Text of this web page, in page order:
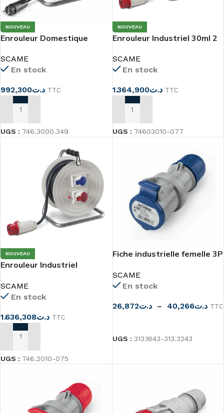
NOUVEAU
Enrouleur Domestique
SCAME
En stock
د.ت992,300 TTC
AJOUTER AU PANIER
UGS : 746.3000.349
NOUVEAU
Enrouleur Industriel 30ml 2
SCAME
En stock
د.ت1.364,900 TTC
AJOUTER AU PANIER
UGS : 74603010-077
NOUVEAU
Enrouleur Industriel
SCAME
En stock
د.ت1.636,308 TTC
AJOUTER AU PANIER
UGS : 746.2010-075
Fiche industrielle femelle 3P
SCAME
En stock
د.ت26,872 – د.ت40,266
TTC
UGS : 313.1643-313.3243